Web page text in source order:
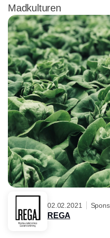
Madkulturen
02.02.2021
REGA